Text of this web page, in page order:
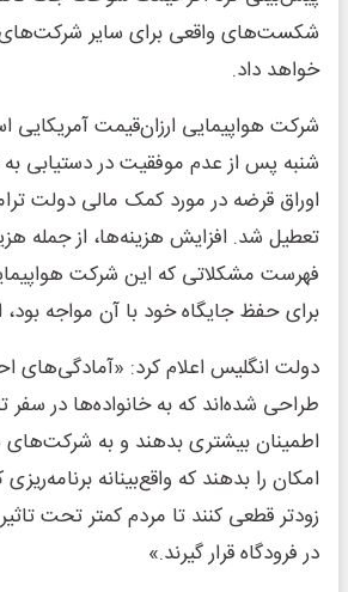
شکست‌های واقعی برای سایر شرکت‌های
خواهد داد.
شرکت هواپیمایی ارزان‌قیمت آمریکایی
شنبه پس از عدم موفقیت در دستیابی به
اوراق قرضه در مورد کمک مالی دولت
تعطیل شد. افزایش هزینه‌ها، از جمله
فهرست مشکلاتی که این شرکت
برای حفظ جایگاه خود با آن مواجه
دولت انگلیس اعلام کرد: «آمادگی‌های
طراحی شده‌اند که به خانواده‌ها در سفر
اطمینان بیشتری بدهند و به شرکت‌های
امکان را بدهند که واقع‌بینانه برنامه‌ریزی
زودتر قطعی کنند تا مردم کمتر تحت
در فرودگاه قرار گیرند.»